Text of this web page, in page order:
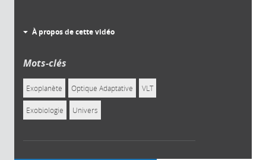
À propos de cette vidéo
Mots-clés
Exoplanète Optique Adaptative VLT
Exobiologie Univers